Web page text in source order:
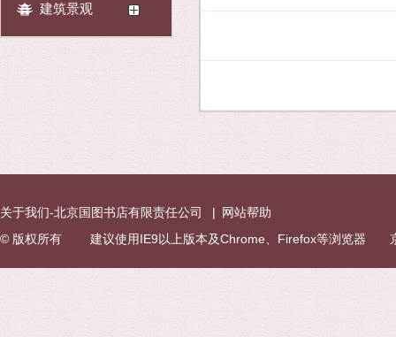
建筑景观
关于我们-北京国图书店有限责任公司 | 网站帮助
© 版权所有 建议使用IE9以上版本及Chrome、Firefox等浏览器